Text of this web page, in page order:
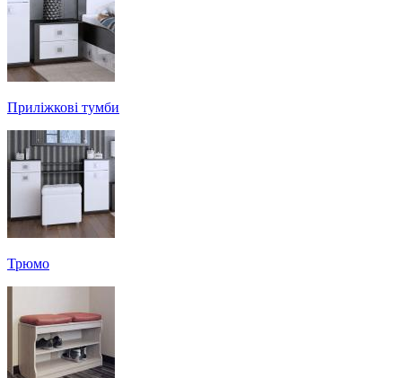
Приліжкові тумби
Трюмо